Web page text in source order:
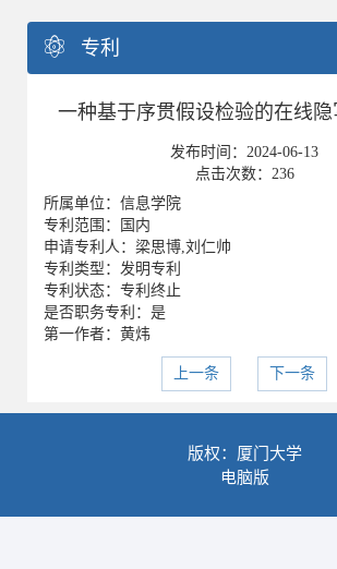
专利
一种基于序贯假设检验的在线
发布时间： 2024-06-13
点击次数： 236
所属单位：信息学院
专利范围：国内
申请专利人：梁思博,刘仁帅
专利类型：发明专利
专利状态：专利终止
是否职务专利：是
第一作者：黄炜
上一条 下一条
版权：厦门大学
电脑版